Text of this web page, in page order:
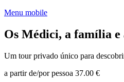
Menu mobile
Os Médici, a família
Um tour privado único para
a partir de/por pessoa 37.00 €